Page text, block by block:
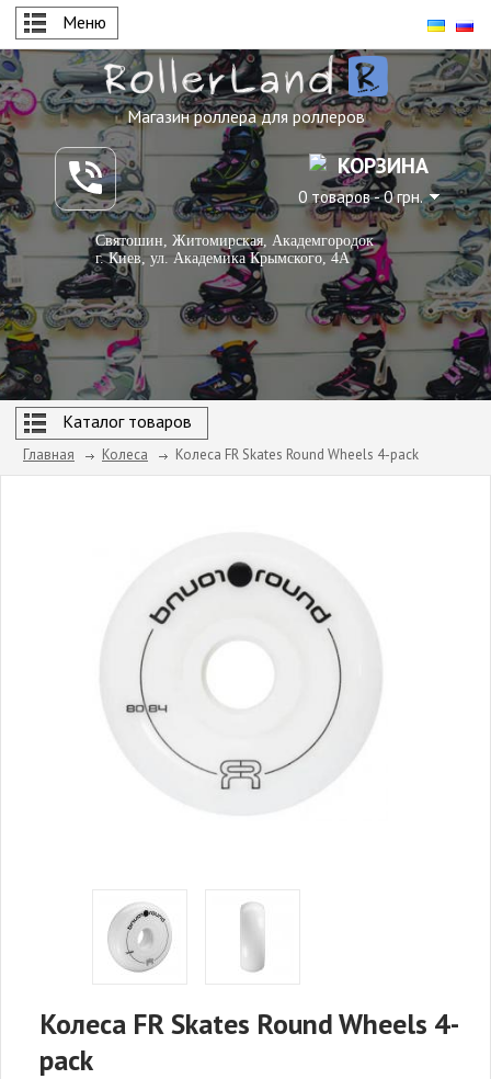
Меню
Магазин роллера для роллеров
КОРЗИНА
0 товаров - 0 грн.
Святошин, Житомирская, Академгородок
г. Киев, ул. Академика Крымского, 4А
Каталог товаров
Главная Колеса Колеса FR Skates Round Wheels 4-pack
Колеса FR Skates Round Wheels 4-
pack